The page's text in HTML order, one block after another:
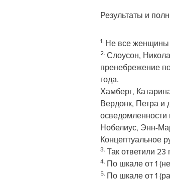
Результаты и
1. Не все женщины
2. Слоусон,
пренебрежение
года.
Хамберг,
Вердонк, Петра и
осведомленности
Нобелиус, Энн-
Концептуальное
3. Так ответили 23
4. По шкале от 1
5. По шкале от 1